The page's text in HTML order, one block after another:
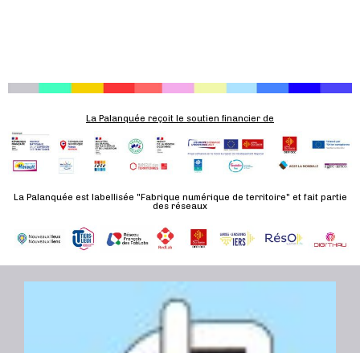
La Palanquée reçoit le soutien financier de
La Palanquée est labellisée "Fabrique numérique de territoire" et fait partie
des réseaux